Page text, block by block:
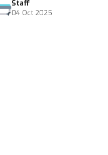
Staff
04 Oct 2025